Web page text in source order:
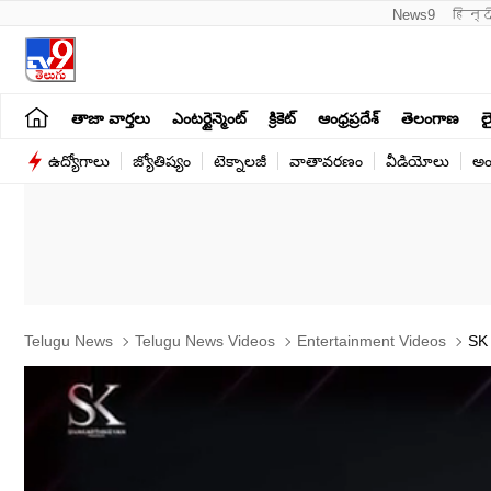
News9
తాజా వార్తలు ఎంటర్టైన్మెంట్ క్రికెట్ ఆంధ్రప్రదేశ్ తెలంగాణ
ఉద్యోగాలు జ్యోతిష్యం టెక్నాలజీ వాతావరణం వీడియోలు
Telugu News Telugu News Videos Entertainment Videos
Public Video